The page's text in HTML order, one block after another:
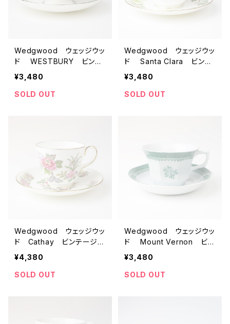
Wedgwood ウェッジウッ
ド WESTBURY ビンテ
ージ カップ＆ソーサー
【イギリス】 アンティー
ク コーヒーカップ ティ
¥3,480
SOLD OUT
Wedgwood ウェッジウッ
ド Santa Clara ビンテ
ージ カップ＆ソーサー
【イギリス】 アンティー
ク コーヒーカップ ティ
¥3,480
SOLD OUT
Wedgwood ウェッジウッ
ド Cathay ビンテージ
カップ＆ソーサー 【イギリ
ス】 アンティーク コーヒ
ーカップ ティーカップ
¥4,380
SOLD OUT
Wedgwood ウェッジウッ
ド Mount Vernon ビン
テージ カップ＆ソーサ
ー 【イギリス】 アンティ
ーク コーヒーカップ テ
¥3,480
SOLD OUT